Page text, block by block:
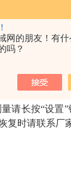
网的朋友！有什
吗？
讯协议采用
并可保存、打
据选择到
数据
者长按置零
于下限值时
超过大负荷
请长按“设置
复时请联系厂